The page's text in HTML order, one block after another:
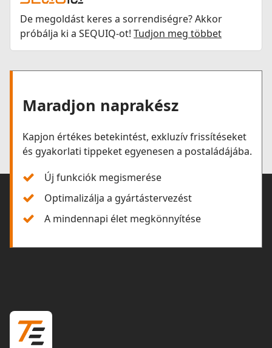
De megoldást keres a sorrendiségre? Akkor
próbálja ki a SEQUIQ-ot! Tudjon meg többet
Maradjon naprakész
Kapjon értékes betekintést, exkluzív frissítéseket
és gyakorlati tippeket egyenesen a postaládájába.
Új funkciók megismerése
Optimalizálja a gyártástervezést
A mindennapi élet megkönnyítése